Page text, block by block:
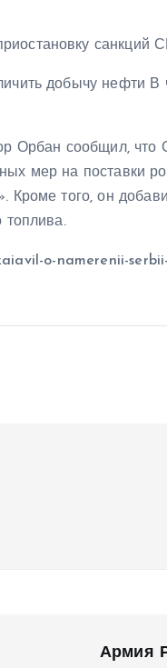
добычу нефти В
Орбан сообщил,
мер на поставки
Кроме того, он
топлива.
o-namerenii-
Армия